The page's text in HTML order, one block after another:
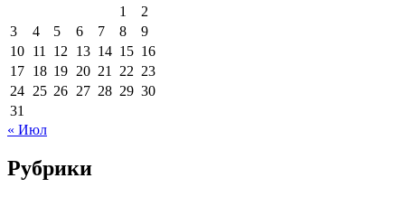
1
2
3
4 5 6 7 8
9
10 11 12 13 14 15 16
17 18 19 20 21 22 23
24 25 26 27 28 29 30
31
« Июл
Рубрики